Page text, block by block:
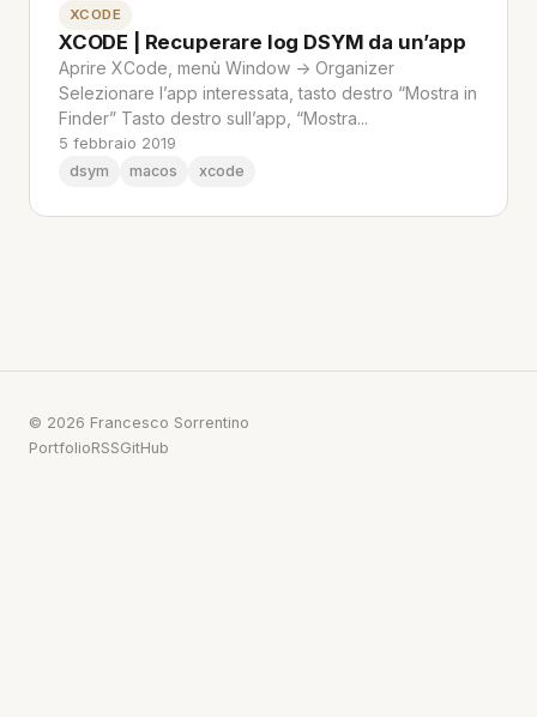
XCODE
XCODE | Recuperare log DSYM da un’app
Aprire XCode, menù Window -> Organizer
Selezionare l’app interessata, tasto destro “Mostra in
Finder” Tasto destro sull’app, “Mostra...
5 febbraio 2019
dsym
macos xcode
© 2026 Francesco Sorrentino
PortfolioRSSGitHub